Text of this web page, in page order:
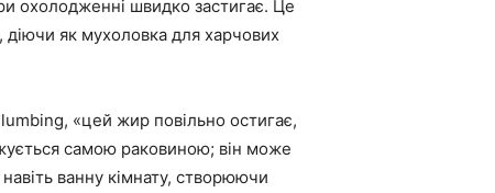
охолодженні швидко застигає. Це
як мухоловка для харчових
«цей жир повільно остигає,
самою раковиною; він може
ванну кімнату, створюючи